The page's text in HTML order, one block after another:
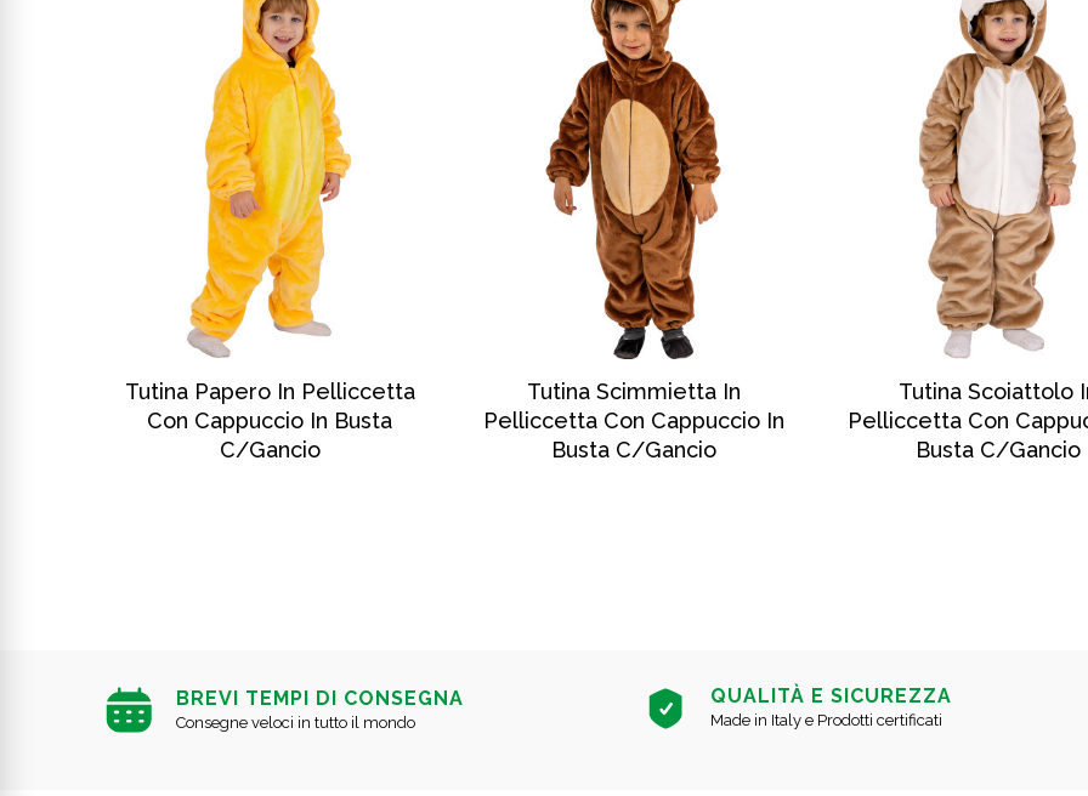
Tutina Papero In Pelliccetta
Con Cappuccio In Busta
C/gancio
Tutina Scimmietta In
Pelliccetta Con Cappuccio In
Busta C/gancio
Tutina Scoiattolo
Pelliccetta Con
Busta C/gancio
BREVI TEMPI DI CONSEGNA
Consegne veloci in tutto il mondo
QUALITÀ E SICUREZZA
Made in Italy e Prodotti certificati